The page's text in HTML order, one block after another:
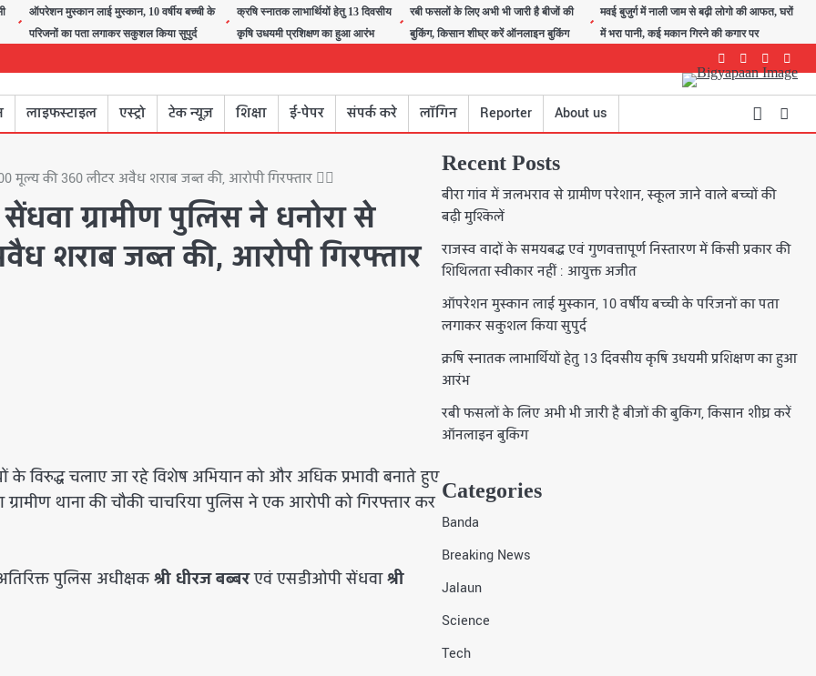
ऑपरेशन मुस्कान लाई मुस्कान, 10 वर्षीय बच्ची के
परिजनों का पता लगाकर सकुशल किया सुपुर्द
क्रषि स्नातक लाभार्थियों हेतु 13 दिवसीय
कृषि उधयमी प्रशिक्षण का हुआ आरंभ
रबी फसलों के लिए अभी भी जारी है बीजों की
बुकिंग, किसान शीघ्र करें ऑनलाइन बुकिंग
मवई बुजुर्ग में नाली जाम से बढ़ी लोगो की आफत, घरों
में भरा पानी, कई मकान गिरने की कगार पर
Facebook
Instagram
youtube
लाइफस्टाइल एस्ट्रो टेक न्यूज़ शिक्षा ई-पेपर संपर्क करे लॉगिन Reporter About us
मूल्य की 360 लीटर अवैध शराब जब्त की, आरोपी गिरफ्तार 👮‍♂️
ग्रामीण पुलिस ने धनोरा से
शराब जब्त की, आरोपी गिरफ्तार
विरुद्ध चलाए जा रहे विशेष अभियान को और अधिक प्रभावी बनाते हुए
थाना की चौकी चाचरिया पुलिस ने एक आरोपी को गिरफ्तार कर
पुलिस अधीक्षकश्री धीरज बब्बरएवं एसडीओपी सेंधवाश्री
Recent Posts
बीरा गांव में जलभराव से ग्रामीण परेशान, स्कूल जाने वाले बच्चों की
बढ़ी मुश्किलें
राजस्व वादों के समयबद्ध एवं गुणवत्तापूर्ण निस्तारण में किसी प्रकार की
शिथिलता स्वीकार नहीं : आयुक्त अजीत
ऑपरेशन मुस्कान लाई मुस्कान, 10 वर्षीय बच्ची के परिजनों का पता
लगाकर सकुशल किया सुपुर्द
क्रषि स्नातक लाभार्थियों हेतु 13 दिवसीय कृषि उधयमी प्रशिक्षण का हुआ
आरंभ
रबी फसलों के लिए अभी भी जारी है बीजों की बुकिंग, किसान शीघ्र करें
ऑनलाइन बुकिंग
Categories
Banda
Breaking News
Jalaun
Science
Tech